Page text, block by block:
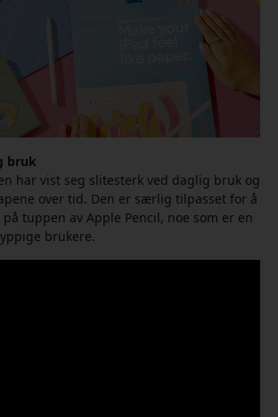
bruk
har vist seg slitesterk ved daglig bruk og
over tid. Den er særlig tilpasset for å
tuppen av Apple Pencil, noe som er en
brukere.